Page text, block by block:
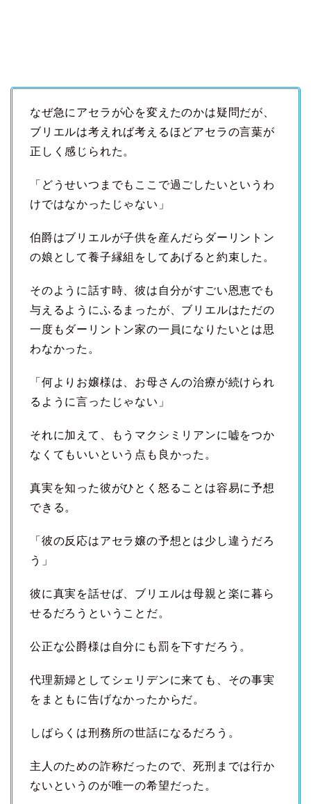
なぜ急にアセラが心を変えたのかは疑問だが、
ブリエルは考えれば考えるほどアセラの言葉が
正しく感じられた。
「どうせいつまでもここで過ごしたいというわ
けではなかったじゃない」
伯爵はブリエルが子供を産んだらダーリントン
の娘として養子縁組をしてあげると約束した。
そのように話す時、彼は自分がすごい恩恵でも
与えるようにふるまったが、ブリエルはただの
一度もダーリントン家の一員になりたいとは思
わなかった。
「何よりお嬢様は、お母さんの治療が続けられ
るように言ったじゃない」
それに加えて、もうマクシミリアンに嘘をつか
なくてもいいという点も良かった。
真実を知った彼がひとく怒ることは容易に予想
できる。
「彼の反応はアセラ嬢の予想とは少し違うだろ
う」
彼に真実を話せば、ブリエルは母親と楽に暮ら
せるだろうということだ。
公正な公爵様は自分にも罰を下すだろう。
代理新婦としてシェリデンに来ても、その事実
をまともに告げなかったからだ。
しばらくは刑務所の世話になるだろう。
主人のための詐称だったので、死刑までは行か
ないというのが唯一の希望だった。